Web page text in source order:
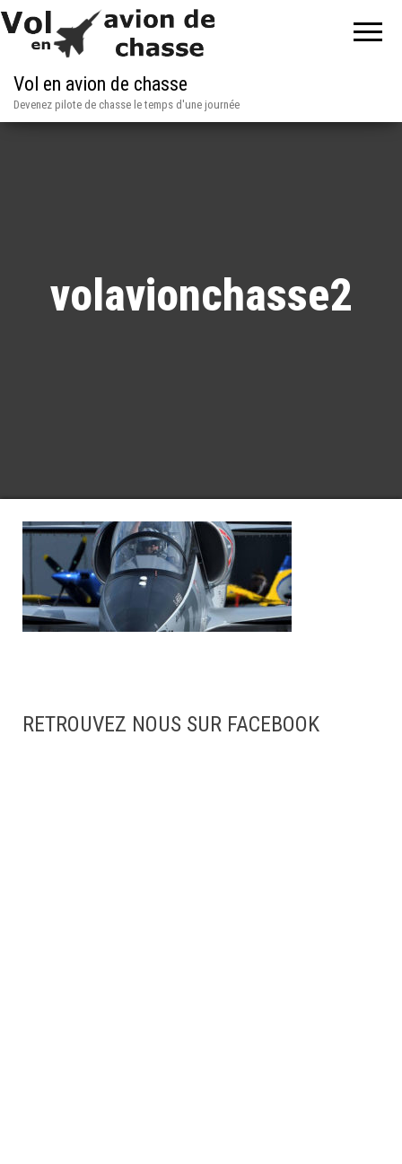
Vol en avion de chasse
Devenez pilote de chasse le temps d'une journée
volavionchasse2
RETROUVEZ NOUS SUR FACEBOOK